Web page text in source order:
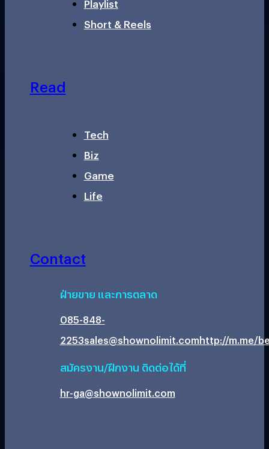
Playlist
Short & Reels
Read
Tech
Biz
Game
Life
Contact
ฝ่ายขาย และการตลาด
085-848-
2253sales@shownolimit.comhttp://m.me/
สมัครงาน/ฝึกงาน ติดต่อได้ที่
hr-ga@shownolimit.com